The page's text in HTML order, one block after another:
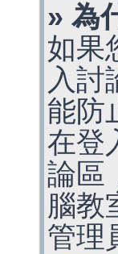
» 為
如果
入討
能防
在登
論區
腦教
管理